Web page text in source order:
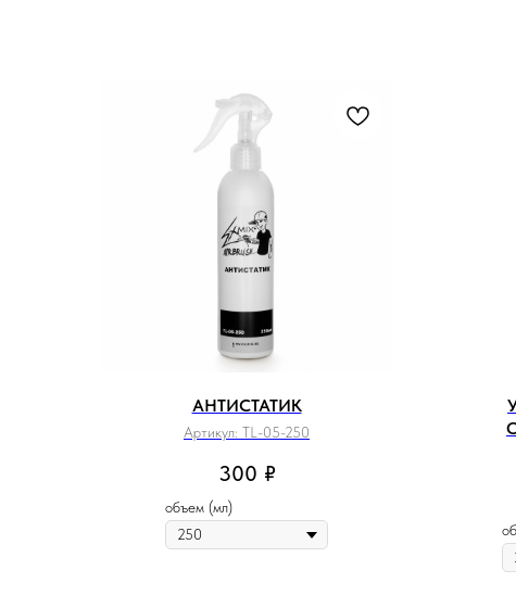
АНТИСТАТИК
Артикул: TL-05-250
300 ₽
объем (мл)